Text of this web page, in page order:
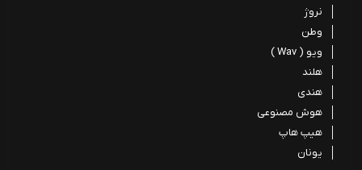
نروژ
وطن
ویو ( Wav )
هلند
هندی
هوش مصنوعی
هیپ هاپ
یونان